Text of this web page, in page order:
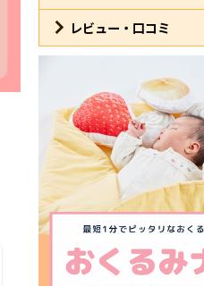
レビュー・口コミ